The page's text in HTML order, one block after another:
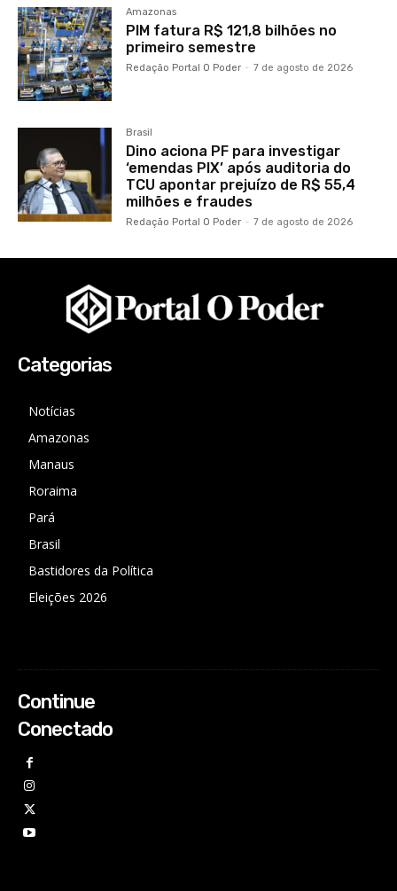
Amazonas
PIM fatura R$ 121,8 bilhões no
primeiro semestre
Redação Portal O Poder - 7 de agosto de 2026
Brasil
Dino aciona PF para investigar
‘emendas PIX’ após auditoria do
TCU apontar prejuízo de R$ 55,4
milhões e fraudes
Redação Portal O Poder - 7 de agosto de 2026
Categorias
Notícias
Amazonas
Manaus
Roraima
Pará
Brasil
Bastidores da Política
Eleições 2026
Continue
Conectado